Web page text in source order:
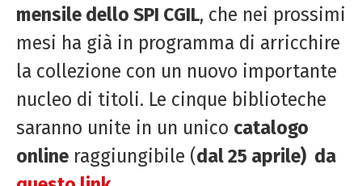
mensile dello SPI CGIL, che nei prossimi
mesi ha già in programma di arricchire
la collezione con un nuovo importante
nucleo di titoli. Le cinque biblioteche
saranno unite in un unico catalogo
online raggiungibile (dal 25 aprile) da